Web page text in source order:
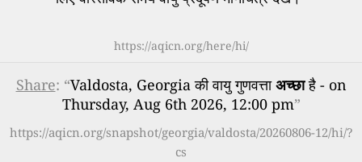
https://aqicn.org/here/hi/
Share: “Valdosta, Georgia की वायु गुणवत्ताअच्छाहै - on
Thursday, Aug 6th 2026, 12:00 pm”
https://aqicn.org/snapshot/georgia/valdosta/20260806-12/hi/?
cs